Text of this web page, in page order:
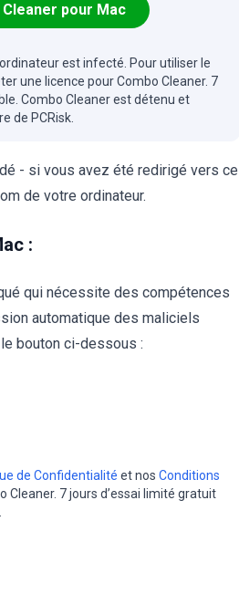
pour Mac
est infecté. Pour utiliser le
une licence pour Combo Cleaner. 7
Combo Cleaner est détenu et
de PCRisk.
- si vous avez été redirigé vers ce
de votre ordinateur.
:
qui nécessite des compétences
automatique des maliciels
bouton ci-dessous :
de Confidentialité et nos Conditions
Cleaner. 7 jours d’essai limité gratuit